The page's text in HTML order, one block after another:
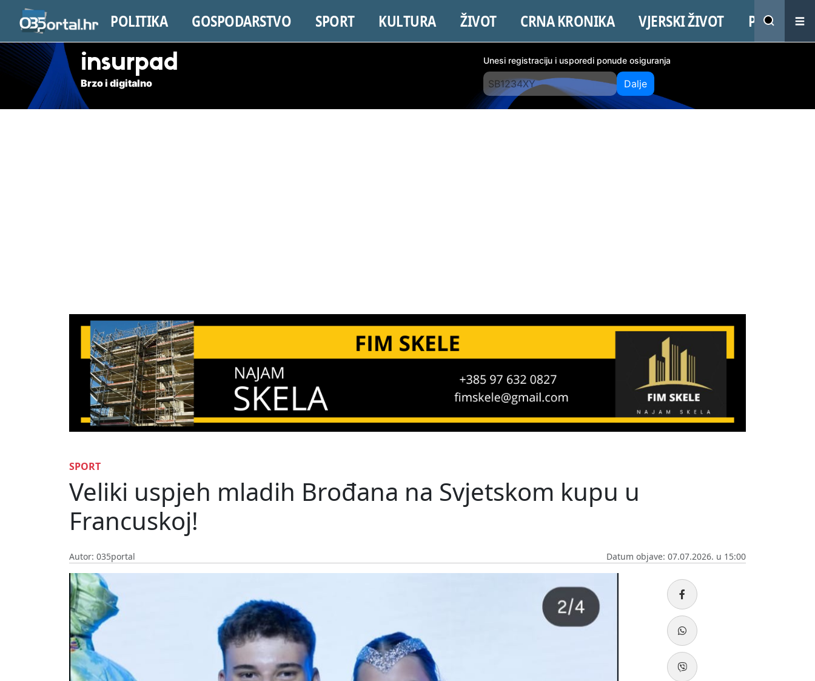
POLITIKA GOSPODARSTVO SPORT KULTURA ŽIVOT CRNA KRONIKA VJERSKI ŽIVOT PROMO
insurpad
Brzo i digitalno
Unesi registraciju i usporedi ponude osiguranja
Dalje
SPORT
Veliki uspjeh mladih Brođana na Svjetskom kupu u
Francuskoj!
Autor: 035portal Datum objave: 07.07.2026. u 15:00